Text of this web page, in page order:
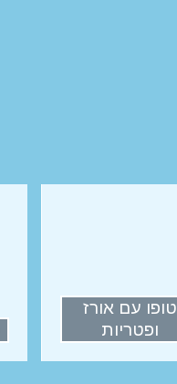
טופו עם אורז
ופטריות